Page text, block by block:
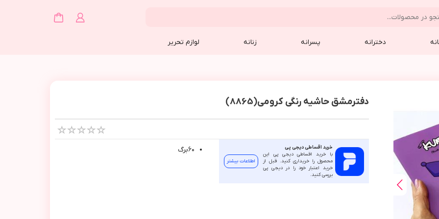
دخترانه پسرانه زنانه لوازم تحریر
دفترمشق حاشیه رنگی کرومی(8865)
خرید اقساطی دیجی پی
با خرید اقساطی دیجی پی این
محصول را خریداری کنید. قبل از
خرید اعتبار خود را در دیجی پی
بررسی کنید.
اطلاعات بیشتر
٦٠برگ